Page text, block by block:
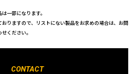
一部になります。
りますので、リストにない製品をお求めの場合は、お問
ください。
CONTACT